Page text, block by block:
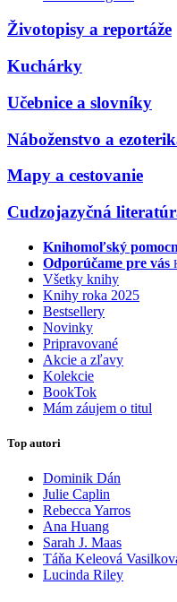
Životopisy a reportáže
Kuchárky
Učebnice a slovníky
Náboženstvo a
Mapy a cestovanie
Cudzojazyčná
Knihomoľský
Odporúčame pre vás
Všetky knihy
Knihy roka 2025
Bestsellery
Novinky
Pripravované
Akcie a zľavy
Kolekcie
BookTok
Mám záujem o titul
Top autori
Dominik Dán
Julie Caplin
Rebecca Yarros
Ana Huang
Sarah J. Maas
Táňa Keleová
Lucinda Riley